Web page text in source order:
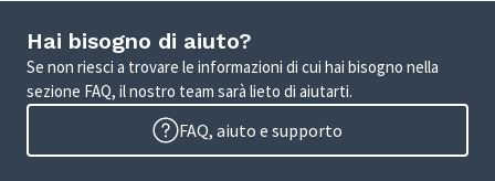
Hai bisogno di aiuto?
Se non riesci a trovare le informazioni di cui hai bisogno nella
sezione FAQ, il nostro team sarà lieto di aiutarti.
FAQ, aiuto e supporto